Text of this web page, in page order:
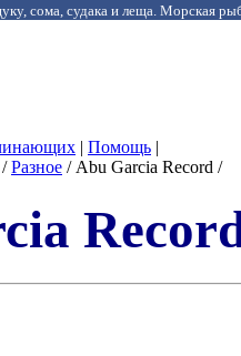
сома, судака и леща. Морская
| Помощь |
/Разное / Abu Garcia Record /